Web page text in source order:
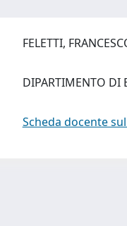
FELETTI,
DIPARTIMENTO DI
Scheda docente